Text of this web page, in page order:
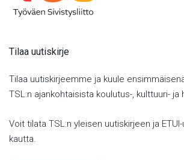
Tilaa uutiskirje
Tilaa uutiskirjeemme ja kuule
TSL:n ajankohtaisista koulutus-, kulttuuri- ja
Voit tilata TSL:n yleisen uutiskirjeen ja
kautta.